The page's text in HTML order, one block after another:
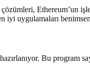
Ethereum’un
iyi uygulamaları
Bu program